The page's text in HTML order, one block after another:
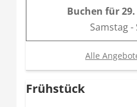
Buchen für
Samstag -
Alle
Frühstück